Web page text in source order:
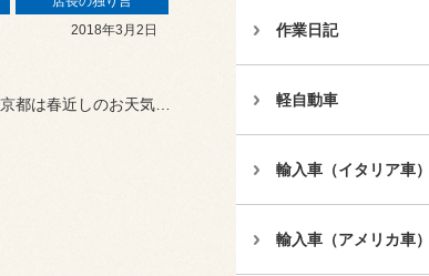
2018年3月2日
作業日記
軽自動車
輸入車（イタリア車
輸入車（アメリカ車